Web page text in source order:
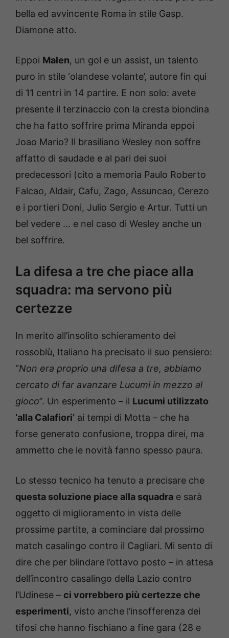
bella ed avvincente Roma in stile Gasp.
Diamone atto.
Eppoi Malen, un gol e un assist, un talento
puro in stile ‘olandese volante’, autore fin qui
di 11 centri in 14 partire. E non solo: avete
presente il terzinaccio con la cresta biondina
che ha fatto soffrire prima Miranda eppoi
Joao Mario? Il brasiliano Wesley non soffre
affatto di saudade e al pari dei suoi
predecessori (cito a memoria Paulo Roberto
Falcao, Aldair, Cafu, Zago, Assuncao, Cerezo
e i portieri Doni, Julio Sergio e Artur. Tutti un
bel vedere … e nel caso di Wesley anche un
bel soffrire.
La difesa a tre che piace alla
squadra: ma servono più
certezze
In merito all’insolito schieramento dei
rossoblù, Italiano ha precisato il suo pensiero:
“Non era proprio una difesa a tre, abbiamo
cercato di far avanzare Lucumi in mezzo al
gioco”. Un esperimento – il Lucumi utilizzato
‘alla Calafiori’ ai tempi di Motta – che ha
forse generato confusione, troppa direi, ma
ammetto che le novità fanno spesso paura.
Lo stesso tecnico ha tenuto a precisare che
questa soluzione piace alla squadra e sarà
oggetto di miglioramento in vista delle
prossime partite, a cominciare dal prossimo
match casalingo contro il Cagliari. Mi sento di
dire che per blindare l’ottavo posto – in attesa
dell’incontro casalingo della Lazio contro
l’Udinese – ci vorrebbero più certezze che
esperimenti, visto anche l’insofferenza dei
tifosi che hanno fischiano a fine gara (28 e